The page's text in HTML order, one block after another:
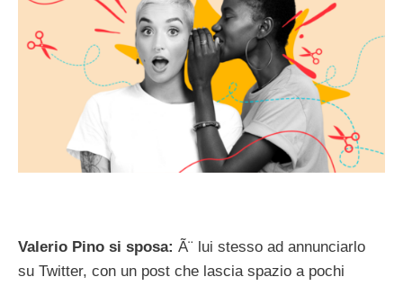
Valerio Pino si sposa: Ã¨ lui stesso ad annunciarlo
su Twitter, con un post che lascia spazio a pochi